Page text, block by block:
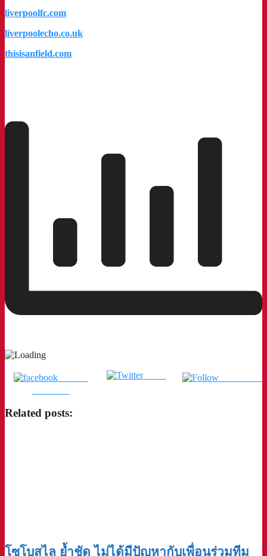
liverpoolfc.com
liverpoolecho.co.uk
thisisanfield.com
แชร์บน
Tweet
Related posts:
โซโบสไล ย้ำชัด ไม่ได้มีปัญหากับเพื่อนร่วมทีม